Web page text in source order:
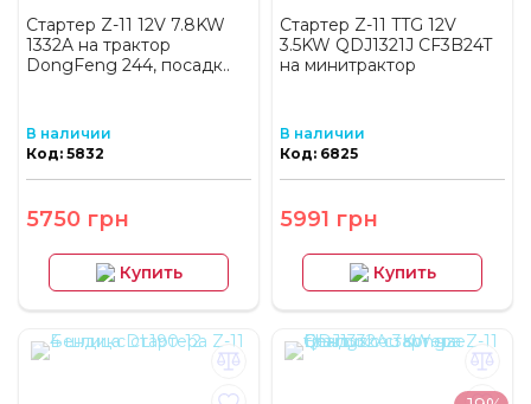
Стартер Z-11 12V 7.8KW
1332A на трактор
DongFeng 244, посадк..
В наличии
Код: 5832
5750 грн
Купить
Стартер Z-11 TTG 12V
3.5KW QDJ1321J СF3B24T
на минитрактор
В наличии
Код: 6825
5991 грн
Купить